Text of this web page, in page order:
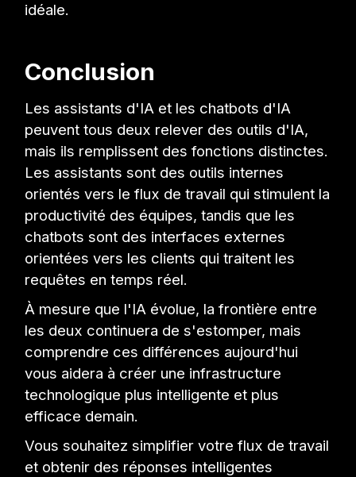
idéale.
Conclusion
Les assistants d'IA et les chatbots d'IA
peuvent tous deux relever des outils d'IA,
mais ils remplissent des fonctions distinctes.
Les assistants sont des outils internes
orientés vers le flux de travail qui stimulent la
productivité des équipes, tandis que les
chatbots sont des interfaces externes
orientées vers les clients qui traitent les
requêtes en temps réel.
À mesure que l'IA évolue, la frontière entre
les deux continuera de s'estomper, mais
comprendre ces différences aujourd'hui
vous aidera à créer une infrastructure
technologique plus intelligente et plus
efficace demain.
Vous souhaitez simplifier votre flux de travail
et obtenir des réponses intelligentes